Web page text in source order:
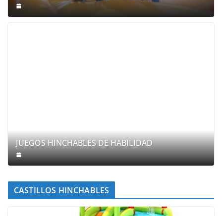
JUEGOS HINCHABLES DE HABILIDAD
CASTILLOS HINCHABLES